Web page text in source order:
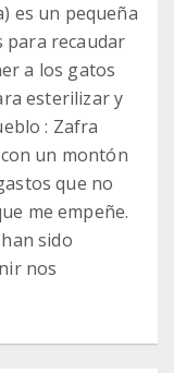
es un pequeña
para recaudar
a los gatos
esterilizar y
: Zafra
un montón
que no
me empeñe.
sido
nos